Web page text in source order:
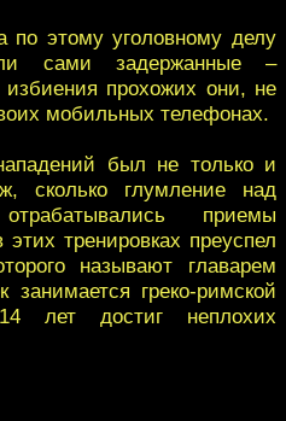
по этому уголовному делу
сами задержанные –
прохожих они, не
мобильных телефонах.
был не только и
сколько глумление над
приемы
тренировках преуспел
называют главарем
греко-римской
лет достиг неплохих